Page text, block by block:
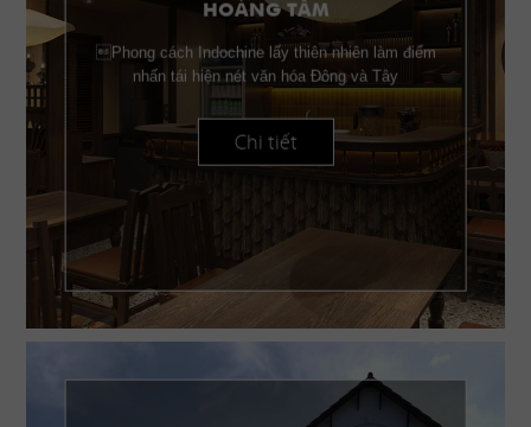
HOÀNG TÂM
Phong cách Indochine lấy thiên nhiên làm điểm
nhấn tái hiện nét văn hóa Đông và Tây
Chi tiết